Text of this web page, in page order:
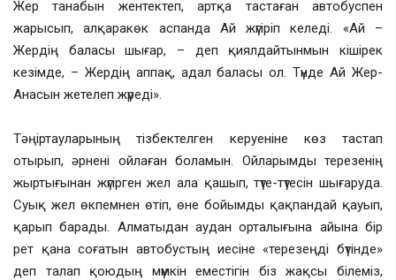
Жер танабын жентектеп, артқа тастаған автобуспен
жарысып, алқаракөк аспанда Ай жүгіріп келеді. «Ай –
Жердің баласы шығар, – деп қиялдайтынмын кішірек
кезімде, – Жердің аппақ, адал баласы ол. Түнде Ай Жер-
Анасын жетелеп жүреді».
Тәңіртауларының тізбектелген керуеніне көз тастап
отырып, әрнені ойлаған боламын. Ойларымды терезенің
жыртығынан жүгірген жел ала қашып, түте-түтесін шығаруда.
Суық жел өкпемнен өтіп, өне бойымды қақпандай қауып,
қарып барады. Алматыдан аудан орталығына айына бір
рет қана соғатын автобустың иесіне «терезеңді бүтінде»
деп талап қоюдың мүмкін еместігін біз жақсы білеміз,